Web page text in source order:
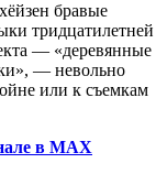
бравые
тридцатилетней
— «деревянные
— невольно
или к съемкам
в MAX